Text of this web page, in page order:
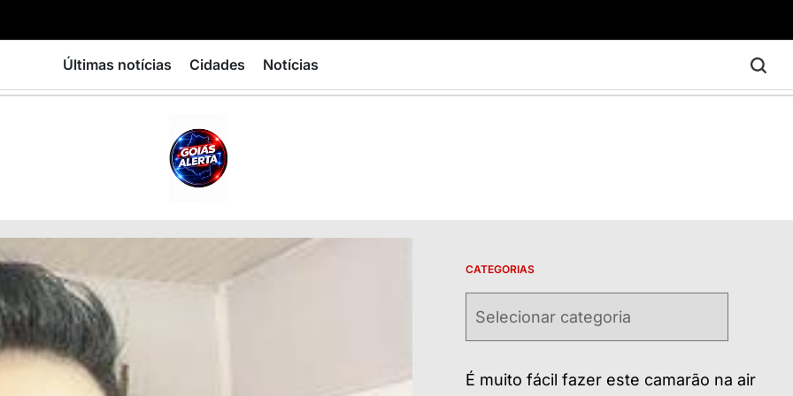
Últimas notícias Cidades Notícias
ALERTA
CATEGORIAS
É muito fácil fazer este camarão na air